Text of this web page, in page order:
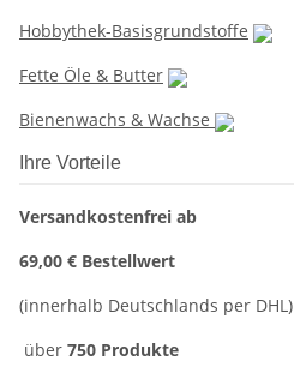
Hobbythek-Basisgrundstoffe
Fette Öle & Butter
Bienenwachs & Wachse
Ihre Vorteile
Versandkostenfrei ab
69,00 € Bestellwert
(innerhalb Deutschlands per DHL)
über 750 Produkte